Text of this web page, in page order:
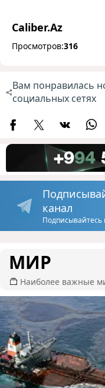
Caliber.Az
Просмотров:316
Вам понравилась
социальных сетях
канал
Подписывайтесь
МИР
Наиболее важные